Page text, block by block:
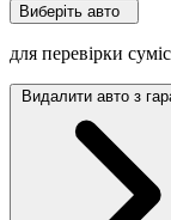
Виберіть авто
для перевірки
Видалити авто з